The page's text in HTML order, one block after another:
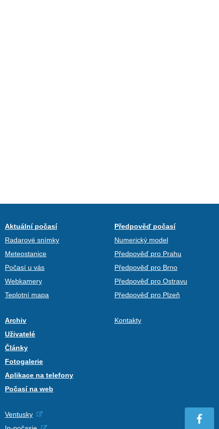
Aktuální počasí
Radarové snímky
Meteostanice
Počasí u vás
Webkamery
Teplotní mapa
Předpověď počasí
Numerický model
Předpověď pro Prahu
Předpověď pro Brno
Předpověď pro Ostravu
Předpověď pro Plzeň
Archiv
Uživatelé
Články
Fotogalerie
Aplikace na telefony
Počasí na web
Kontakty
Ventusky